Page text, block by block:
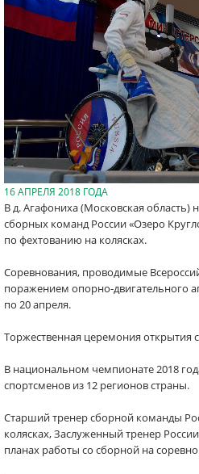
16 АПРЕЛЯ 2018 ГОДА
В д. Агафониха (Московская область)
сборных команд России «Озеро
по фехтованию на колясках.
Соревнования, проводимые
поражением опорно-двигательного
по 20 апреля.
Торжественная церемония открытия
В национальном чемпионате 2018
спортсменов из 12 регионов страны.
Старший тренер сборной команды
колясках, Заслуженный тренер России
планах работы со сборной на